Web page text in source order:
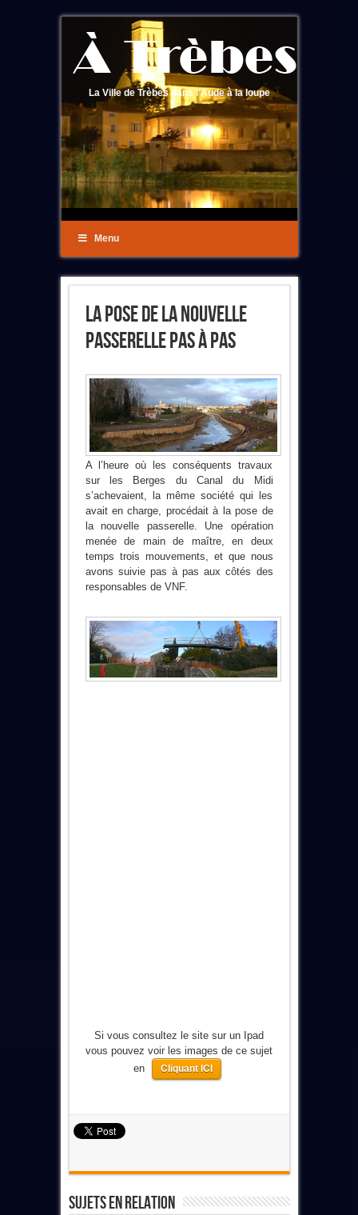
La Ville de Trèbes dans l'Aude à la loupe
Menu
La Pose De La Nouvelle
Passerelle Pas À Pas
A l’heure où les conséquents travaux
sur les Berges du Canal du Midi
s’achevaient, la même société qui les
avait en charge, procédait à la pose de
la nouvelle passerelle. Une opération
menée de main de maître, en deux
temps trois mouvements, et que nous
avons suivie pas à pas aux côtés des
responsables de VNF.
Si vous consultez le site sur un Ipad
vous pouvez voir les images de ce sujet
en
Cliquant ICI
Sujets En Relation